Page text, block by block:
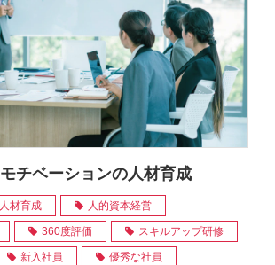
チベーションの人材育成
人材育成 人的資本経営
360度評価 スキルアップ研修
新入社員 優秀な社員